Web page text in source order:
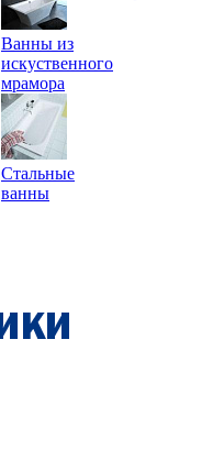
Ванны из
искуственного
мрамора
Стальные
ванны